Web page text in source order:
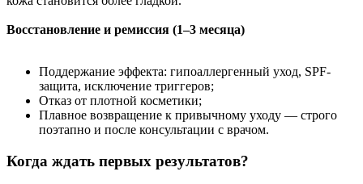
Восстановление и ремиссия (1–3 месяца)
Поддержание эффекта: гипоаллергенный уход, SPF-
защита, исключение триггеров;
Отказ от плотной косметики;
Плавное возвращение к привычному уходу — строго
поэтапно и после консультации с врачом.
Когда ждать первых результатов?